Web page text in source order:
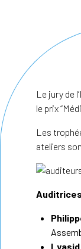
Le jury de
le prix
Les
ateliers
Lyasid